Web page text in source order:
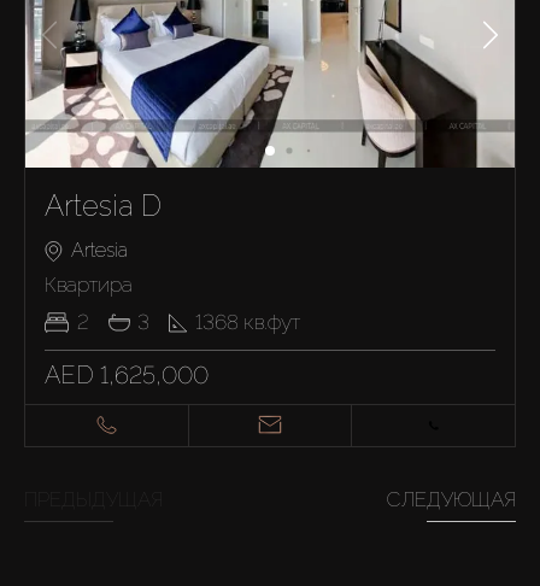
Artesia D
Artesia
Квартира
2
3 1368 кв.фут
AED 1,625,000
СЛЕДУЮЩАЯ